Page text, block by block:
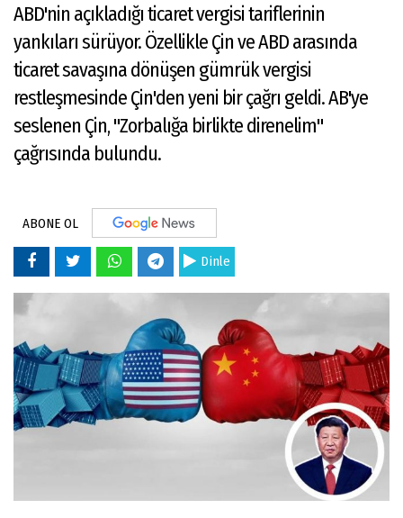
ABD'nin açıkladığı ticaret vergisi tariflerinin
yankıları sürüyor. Özellikle Çin ve ABD arasında
ticaret savaşına dönüşen gümrük vergisi
restleşmesinde Çin'den yeni bir çağrı geldi. AB'ye
seslenen Çin, "Zorbalığa birlikte direnelim"
çağrısında bulundu.
ABONE OL
Dinle